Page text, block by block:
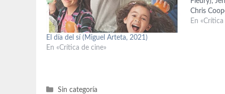
El día del sí (Miguel Arteta, 2021)
En «Crítica de cine»
Chris
(Damon
En
Categorías
Sin categoría